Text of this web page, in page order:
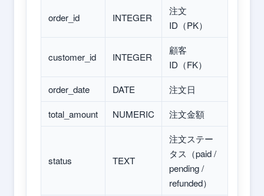
order_id INTEGER
注文
ID（PK）
customer_id INTEGER
顧客
ID（FK）
order_date
DATE
注文日
total_amount
NUMERIC 注文金額
status TEXT
注文ステー
タス（paid /
pending /
refunded）